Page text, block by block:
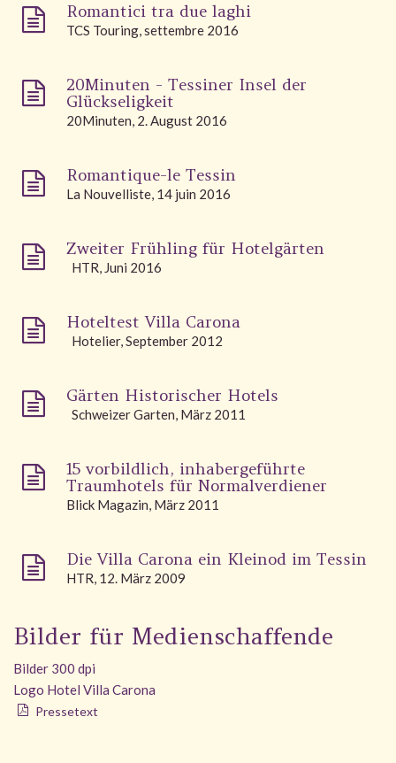
Romantici tra due laghi
TCS Touring, settembre 2016
20Minuten - Tessiner Insel der
Glückseligkeit
20Minuten, 2. August 2016
Romantique-le Tessin
La Nouvelliste, 14 juin 2016
Zweiter Frühling für Hotelgärten
HTR, Juni 2016
Hoteltest Villa Carona
Hotelier, September 2012
Gärten Historischer Hotels
Schweizer Garten, März 2011
15 vorbildlich, inhabergeführte
Traumhotels für Normalverdiener
Blick Magazin, März 2011
Die Villa Carona ein Kleinod im Tessin
HTR, 12. März 2009
Bilder für Medienschaffende
Bilder 300 dpi
Logo Hotel Villa Carona
Pressetext